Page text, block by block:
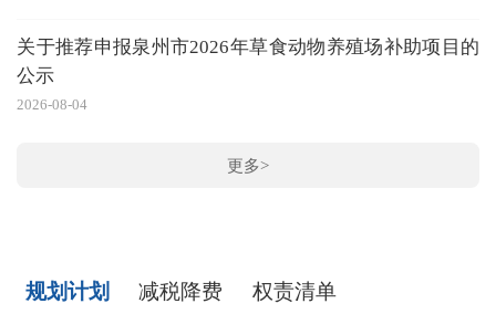
关于推荐申报泉州市2026年草食动物养殖场补助项目的
公示
2026-08-04
更多>
规划计划 减税降费 权责清单